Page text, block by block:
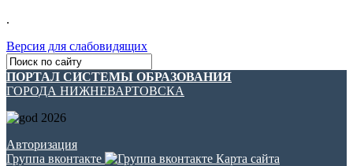
.
Версия для слабовидящих
ПОРТАЛ СИСТЕМЫ ОБРАЗОВАНИЯ
ГОРОДА НИЖНЕВАРТОВСКА
Авторизация
Группа вконтакте
Карта сайта